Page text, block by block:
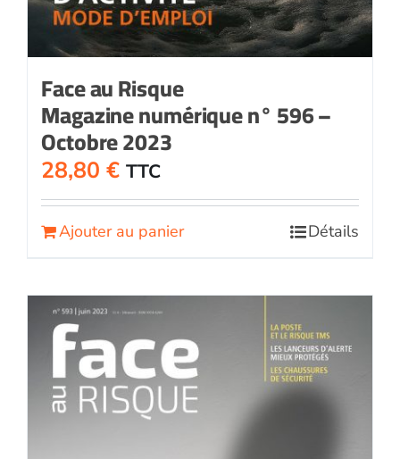
Face au Risque
Magazine numérique n° 596 –
Octobre 2023
28,80 € TTC
Ajouter au panier Détails